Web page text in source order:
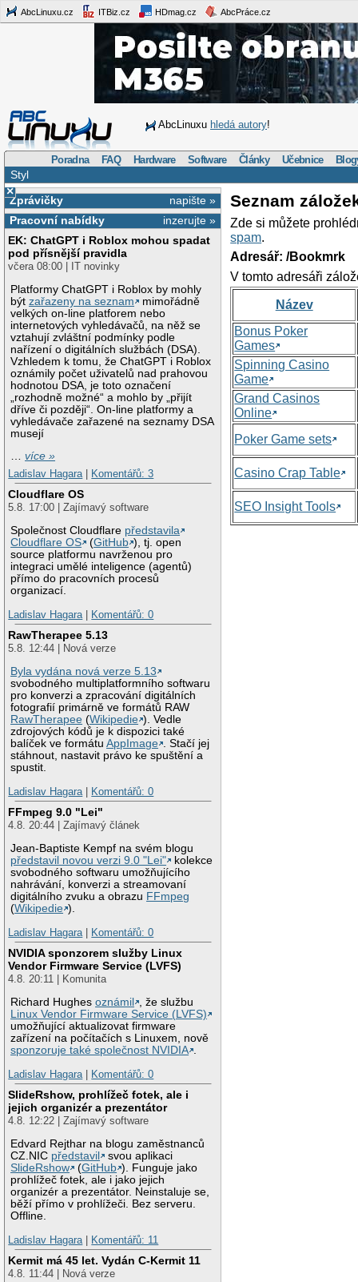
AbcLinuxu.cz ITBiz.cz HDmag.cz AbcPráce.cz
AbcLinuxu hledá autory!
Poradna FAQ Hardware Software Články Učebnice
Styl
×
napište »
Zprávičky
inzerujte »
Pracovní nabídky
EK: ChatGPT i Roblox mohou spadat
pod přísnější pravidla
včera 08:00 | IT novinky
Platformy ChatGPT i Roblox by mohly
býtzařazeny na seznam
mimořádně
velkých on-line platforem nebo
internetových vyhledávačů, na něž se
vztahují zvláštní podmínky podle
nařízení o digitálních službách (DSA).
Vzhledem k tomu, že ChatGPT i Roblox
oznámily počet uživatelů nad prahovou
hodnotou DSA, je toto označení
„rozhodně možné“ a mohlo by „přijít
dříve či později“. On-line platformy a
vyhledávače zařazené na seznamy DSA
musejí
…více »
Ladislav Hagara
Komentářů: 3
Cloudflare OS
5.8. 17:00 | Zajímavý software
Společnost Cloudflare představila
Cloudflare OS
(GitHub ), tj. open
source platformu navrženou pro
integraci umělé inteligence (agentů)
přímo do pracovních procesů
organizací.
Ladislav Hagara
Komentářů: 0
RawTherapee 5.13
5.8. 12:44 | Nová verze
Byla vydána nová verze 5.13
svobodného multiplatformního softwaru
pro konverzi a zpracování digitálních
fotografií primárně ve formátů RAW
RawTherapee (Wikipedie ). Vedle
zdrojových kódů je k dispozici také
balíček ve formátuAppImage . Stačí jej
stáhnout, nastavit právo ke spuštění a
spustit.
Ladislav Hagara
Komentářů: 0
FFmpeg 9.0 "Lei"
4.8. 20:44 | Zajímavý článek
Jean-Baptiste Kempf na svém blogu
představil novou verzi 9.0 "Lei"
kolekce
svobodného softwaru umožňujícího
nahrávání, konverzi a streamovaní
digitálního zvuku a obrazu FFmpeg
(Wikipedie ).
Ladislav Hagara
Komentářů: 0
NVIDIA sponzorem služby Linux
Vendor Firmware Service (LVFS)
4.8. 20:11 | Komunita
Richard Hughesoznámil
, že službu
Linux Vendor Firmware Service (LVFS)
umožňující aktualizovat firmware
zařízení na počítačích s Linuxem, nově
sponzoruje také společnost NVIDIA .
Ladislav Hagara | Komentářů: 0
SlideRshow, prohlížeč fotek, ale i
jejich organizér a prezentátor
4.8. 12:22 | Zajímavý software
Edvard Rejthar na blogu zaměstnanců
CZ.NIC představil
svou aplikaci
SlideRshow
(GitHub ). Funguje jako
prohlížeč fotek, ale i jako jejich
organizér a prezentátor. Neinstaluje se,
běží přímo v prohlížeči. Bez serveru.
Offline.
Ladislav Hagara | Komentářů: 11
Kermit má 45 let. Vydán C-Kermit 11
4.8. 11:44 | Nová verze
Seznam
Zde si můžete
spam.
Adresář: /Bookmrk
V tomto adresáři
Název
Bonus Poker
Games
Spinning Casino
Game
Grand Casinos
Online
Poker Game sets
Casino Crap Table
SEO Insight Tools